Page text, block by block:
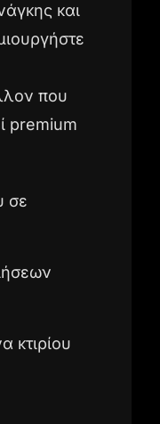
και
που
premium
σε
κτιρίου